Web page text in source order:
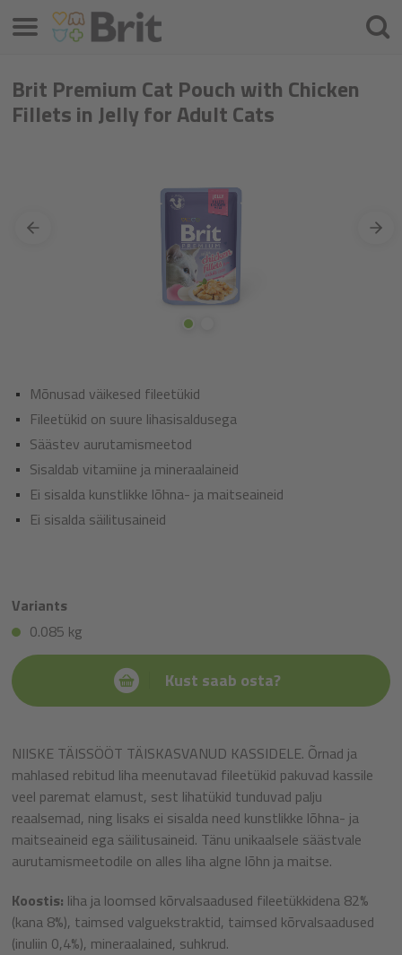
Brit Premium Cat Pouch with Chicken
Fillets in Jelly for Adult Cats
Mõnusad väikesed fileetükid
Fileetükid on suure lihasisaldusega
Säästev aurutamismeetod
Sisaldab vitamiine ja mineraalaineid
Ei sisalda kunstlikke lõhna- ja maitseaineid
Ei sisalda säilitusaineid
Variants
0.085 kg
Kust saab osta?
NIISKE TÄISSÖÖT TÄISKASVANUD KASSIDELE. Õrnad ja
mahlased rebitud liha meenutavad fileetükid pakuvad kassile
veel paremat elamust, sest lihatükid tunduvad palju
reaalsemad, ning lisaks ei sisalda need kunstlikke lõhna- ja
maitseaineid ega säilitusaineid. Tänu unikaalsele säästvale
aurutamismeetodile on alles liha algne lõhn ja maitse.
Koostis: liha ja loomsed kõrvalsaadused fileetükkidena 82%
(kana 8%), taimsed valguekstraktid, taimsed kõrvalsaadused
(inuliin 0,4%), mineraalained, suhkrud.
Menüü